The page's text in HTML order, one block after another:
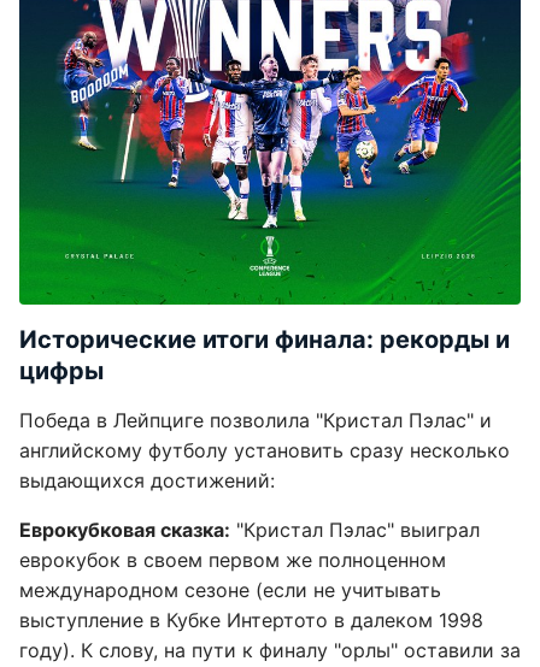
Исторические итоги финала: рекорды и
цифры
Победа в Лейпциге позволила "Кристал Пэлас" и
английскому футболу установить сразу несколько
выдающихся достижений:
Еврокубковая сказка: "Кристал Пэлас" выиграл
еврокубок в своем первом же полноценном
международном сезоне (если не учитывать
выступление в Кубке Интертото в далеком 1998
году). К слову, на пути к финалу "орлы" оставили за